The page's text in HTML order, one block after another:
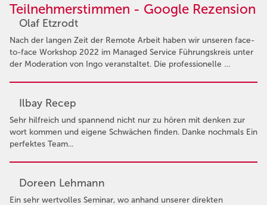
Teilnehmerstimmen - Google Rezension
Olaf Etzrodt
Nach der langen Zeit der Remote Arbeit haben wir unseren face-
to-face Workshop 2022 im Managed Service Führungskreis unter
der Moderation von Ingo veranstaltet. Die professionelle …
Ilbay Recep
Sehr hilfreich und spannend nicht nur zu hören mit denken zur
wort kommen und eigene Schwächen finden. Danke nochmals Ein
perfektes Team...
Doreen Lehmann
Ein sehr wertvolles Seminar, wo anhand unserer direkten